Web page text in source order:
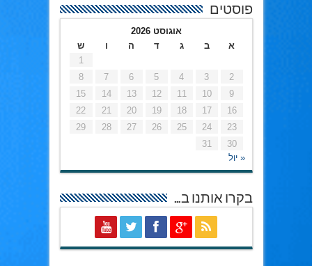
פוסטים
אוגוסט 2026
א
ב ג ד ה ו
ש
1
2
3
4
5
6
7
8
9
10
11
12
13
14
15
16
17
18
19
20
21
22
23
24
25
26
27
28
29
30
31
« יול
בקרו אותנו ב…